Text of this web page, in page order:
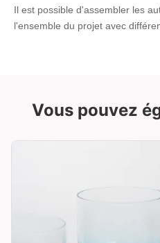
Il est possible d'assembler les
l'ensemble du projet avec
Vous pouvez